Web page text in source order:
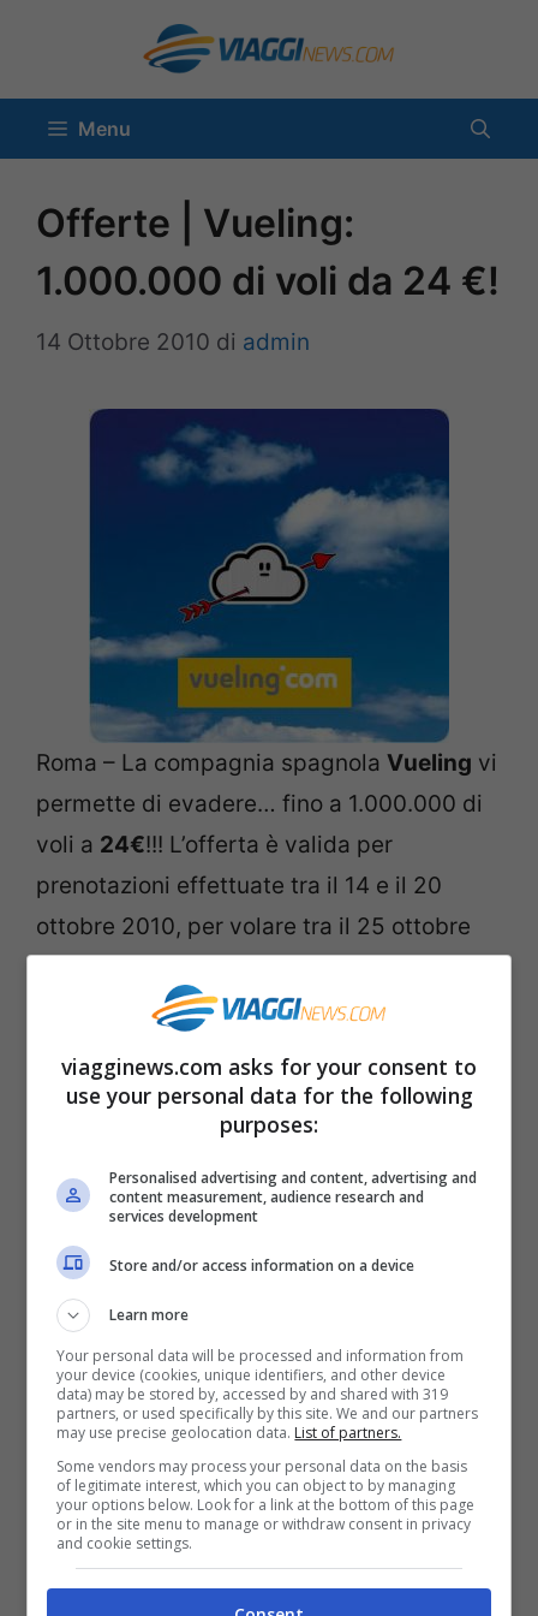
contenuto
Menu
Offerte | Vueling:
1.000.000 di voli da 24 €!
14 Ottobre 2010 di admin
Roma – La compagnia spagnola Vueling vi
permette di evadere… fino a 1.000.000 di
voli a 24€!!! L’offerta è valida per
prenotazioni effettuate tra il 14 e il 20
ottobre 2010, per volare tra il 25 ottobre
Condizioni legali: acquisto con almeno 12
tasse incluse e senza servizi aggiuntivi
Maggiori dettagli e info su:
www.vueling.com
Articoli recentiNapoli tra le Top 10 Città
2026: Cultura, Cibo e
Trasporti Efficiente la
Rendono la Favorita
Italiana
Puentedey: Il Borgo di
Pietra Sospeso sul
Leggendario Ponte di Dio
nel Nord della Spagna
viagginews.com asks for your consent to
use your personal data for the following
purposes:
Personalised advertising and content, advertising and
content measurement, audience research and
services development
Store and/or access information on a device
Learn more
Your personal data will be processed and information from
your device (cookies, unique identifiers, and other device
data) may be stored by, accessed by and shared with 319
partners, or used specifically by this site. We and our partners
may use precise geolocation data. List of partners.
Some vendors may process your personal data on the basis
of legitimate interest, which you can object to by managing
your options below. Look for a link at the bottom of this page
or in the site menu to manage or withdraw consent in privacy
and cookie settings.